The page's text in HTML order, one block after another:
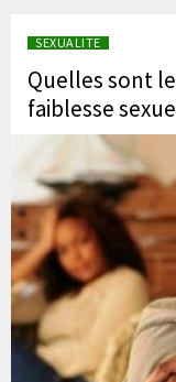
SEXUALITE
Quelles sont
faiblesse